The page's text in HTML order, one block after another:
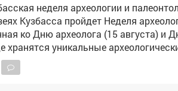
неделя археологии и палеонтологии 📅 С 10 по 16
Кузбасса пройдет Неделя
ко Дню археолога (15 августа) и
хранятся уникальные
откроются тематические выставки -
с историей стало ещё